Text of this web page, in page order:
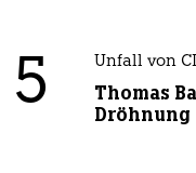
5 Unfall von
Thomas
Dröhnung